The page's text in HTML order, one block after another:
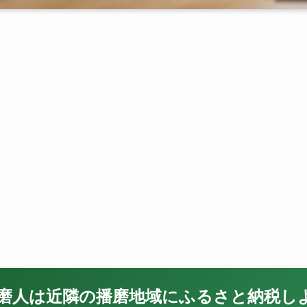
人は近隣の播磨地域にふるさと納税し